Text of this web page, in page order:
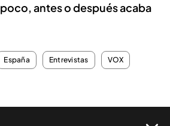
antes o después acaba
España Entrevistas VOX